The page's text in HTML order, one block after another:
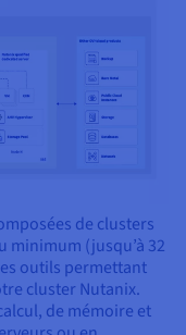
de clusters
minimum (jusqu’à 32
outils permettant
cluster Nutanix.
de mémoire et